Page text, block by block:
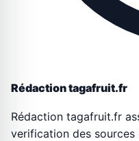
Rédaction tagafruit.fr
Rédaction tagafruit.fr
verification des